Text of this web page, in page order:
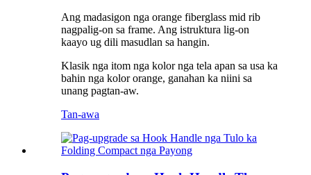
Ang madasigon nga orange fiberglass mid rib
nagpalig-on sa frame. Ang istruktura lig-on
kaayo ug dili masudlan sa hangin.
Klasik nga itom nga kolor nga tela apan sa usa ka
bahin nga kolor orange, ganahan ka niini sa
unang pagtan-aw.
Tan-awa